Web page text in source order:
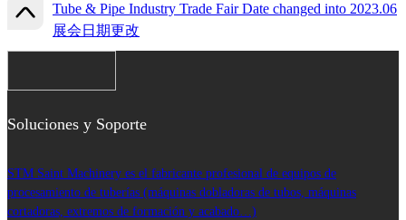
Tube & Pipe Industry Trade Fair Date changed into 2023.06
展会日期更改
Soluciones y Soporte
STM Saint Machinery es el fabricante profesional de equipos de
procesamiento de tuberías (máquinas dobladoras de tubos, máquinas
cortadoras, extremos de formación y acabado…)